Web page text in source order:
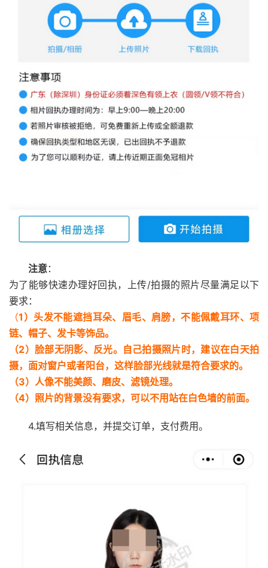
注意：
为了能够快速办理好回执，上传/拍摄的照片尽量满足以下
要求：
（1）头发不能遮挡耳朵、眉毛、肩膀，不能佩戴耳环、项
链、帽子、发卡等饰品。
（2）脸部无阴影、反光。自己拍摄照片时，建议在白天拍
摄，面对窗户或者阳台，这样脸部光线就是符合要求的。
（3）人像不能美颜、磨皮、滤镜处理。
（4）照片的背景没有要求，可以不用站在白色墙的前面。
4.填写相关信息，并提交订单，支付费用。